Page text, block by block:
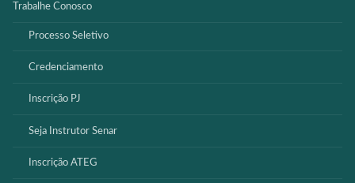
Trabalhe Conosco
Processo Seletivo
Credenciamento
Inscrição PJ
Seja Instrutor Senar
Inscrição ATEG